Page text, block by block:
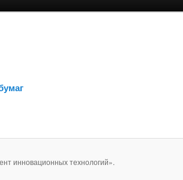
инновационных технологий».